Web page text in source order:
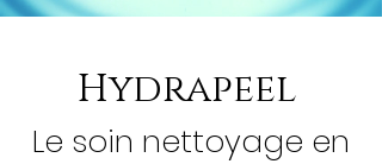
Hydrapeel
Le soin nettoyage en